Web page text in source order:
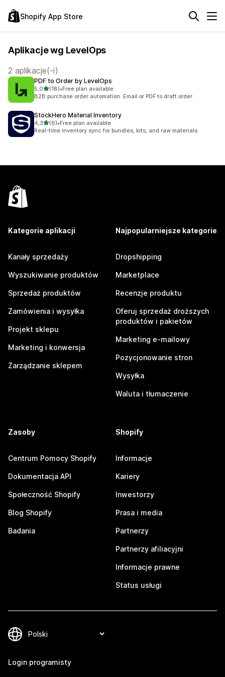
Shopify App Store
Aplikacje wg LevelOps
2 aplikacje(-i)
PDF to Order by LevelOps
5,0na 5 gwiazdek
(18)
Łączna liczba recenzji: 18
•Free plan available
B2B purchase order automation. Email or PDF to draft order.
StockHero Material Inventory
4,3na 5 gwiazdek
(6)
Łączna liczba recenzji: 6
•Free plan available
Real-time inventory sync for bundles, kits, and raw materials.
Kategorie aplikacji
Kanały sprzedaży
Wyszukiwanie produktów
Sprzedaż produktów
Zamówienia i wysyłka
Projekt sklepu
Marketing i konwersja
Zarządzanie sklepem
Najpopularniejsze kategorie
Dropshipping
Marketplace
Recenzje produktu
Oferuj sprzedaż droższych
produktów i pakietów
Marketing e-mailowy
Pozycjonowanie stron
Wysyłka
Waluta i tłumaczenie
Zasoby
Centrum Pomocy Shopify
Dokumentacja API
Społeczność Shopify
Blog Shopify
Badania
Shopify
Informacje
Kariery
Inwestorzy
Prasa i media
Partnerzy
Partnerzy afiliacyjni
Informacje prawne
Status usługi
Login programisty